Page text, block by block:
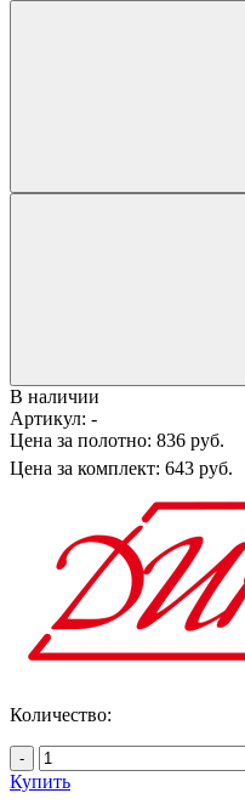
В наличии
Артикул: -
Цена за полотно: 836 руб.
Цена за комплект: 643 руб.
Количество:
-
Купить